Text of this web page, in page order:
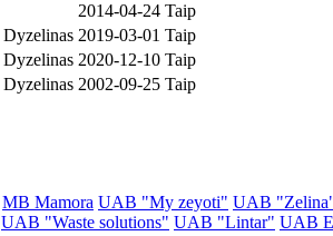
2014-04-24 Taip
Dyzelinas 2019-03-01 Taip
Dyzelinas 2020-12-10 Taip
Dyzelinas 2002-09-25 Taip
MB Mamora UAB "My zeyoti" UAB
UAB "Waste solutions" UAB "Lintar" UAB